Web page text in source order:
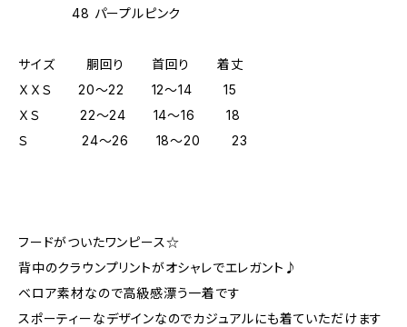
48 パープルピンク
サイズ 胴回り 首回り 着丈
ＸＸＳ 20～22 12～14 15
ＸＳ 22～24 14～16 18
Ｓ 24～26 18～20 23
フードがついたワンピース☆
背中のクラウンプリントがオシャレでエレガント♪
ベロア素材なので高級感漂う一着です
スポーティーなデザインなのでカジュアルにも着ていただけます